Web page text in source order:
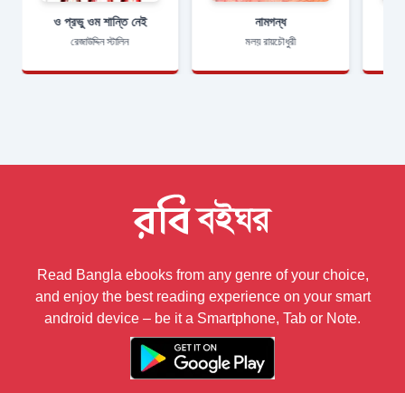
ও প্রভু ওম শান্তি নেই
রেজাউদ্দিন স্টালিন
নামগন্ধ
মলয় রায়চৌধুরী
Read Bangla ebooks from any genre of your choice,
and enjoy the best reading experience on your smart
android device – be it a Smartphone, Tab or Note.